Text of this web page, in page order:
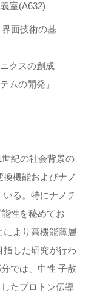
室(A632)
面技術の基
クスの創成
ムの開発」
紀の社会背景の
機能およびナノ
いる。特にナノチ
性を秘めてお
により高機能薄層
した研究が行わ
では、中性 子散
たプロトン伝導